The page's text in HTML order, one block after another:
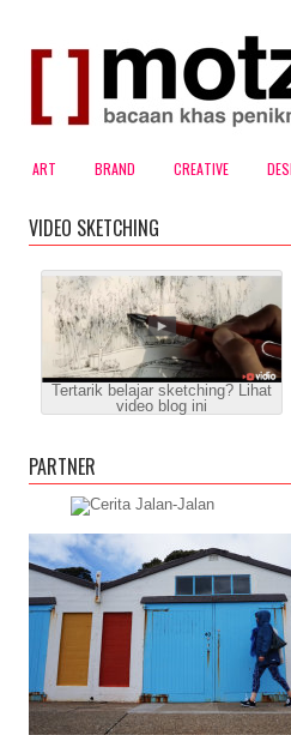
ART BRAND CREATIVE
VIDEO SKETCHING
Tertarik belajar sketching? Lihat
video blog ini
PARTNER